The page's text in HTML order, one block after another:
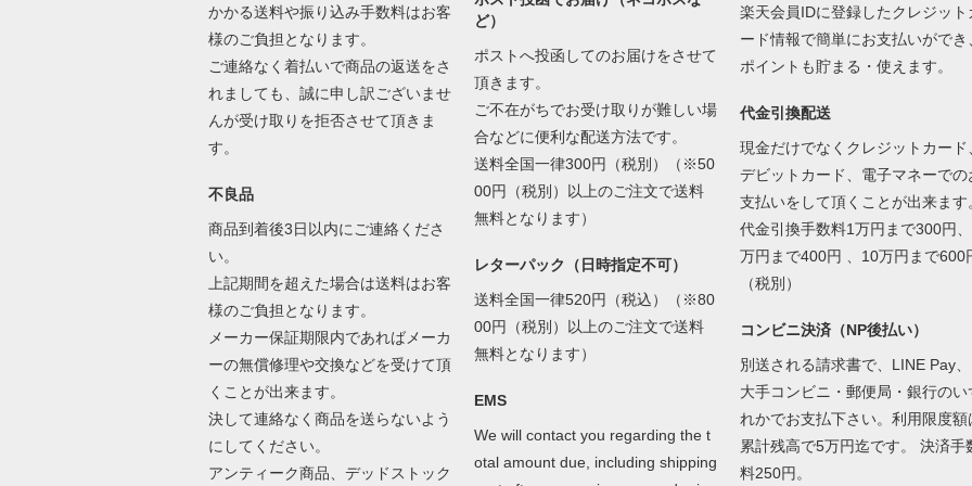
かかる送料や振り込み手数料はお客
様のご負担となります。
ご連絡なく着払いで商品の返送をさ
れましても、誠に申し訳ございませ
んが受け取りを拒否させて頂きま
す。
不良品
商品到着後3日以内にご連絡くださ
い。
上記期間を超えた場合は送料はお客
様のご負担となります。
メーカー保証期限内であればメーカ
ーの無償修理や交換などを受けて頂
くことが出来ます。
決して連絡なく商品を送らないよう
にしてください。
アンティーク商品、デッドストック
ど）
ポストへ投函してのお届けをさせて
頂きます。
ご不在がちでお受け取りが難しい場
合などに便利な配送方法です。
送料全国一律300円（税別）（※50
00円（税別）以上のご注文で送料
無料となります）
レターパック（日時指定不可）
送料全国一律520円（税込）（※80
00円（税別）以上のご注文で送料
無料となります）
EMS
We will contact you regarding the t
otal amount due, including shipping
楽天会員IDに登録したクレジット
ード情報で簡単にお支払いができ
ポイントも貯まる・使えます。
代金引換配送
現金だけでなくクレジットカード
デビットカード、電子マネーでの
支払いをして頂くことが出来ます
代金引換手数料1万円まで300円
万円まで400円 、10万円まで600
（税別）
コンビニ決済（NP後払い）
別送される請求書で、LINE Pay、
大手コンビニ・郵便局・銀行のい
れかでお支払下さい。利用限度額
累計残高で5万円迄です。 決済手
料250円。